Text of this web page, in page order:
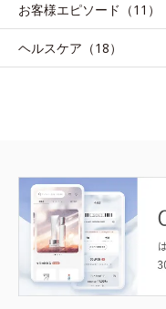
お客様エピソード（11）
ヘルスケア（18）